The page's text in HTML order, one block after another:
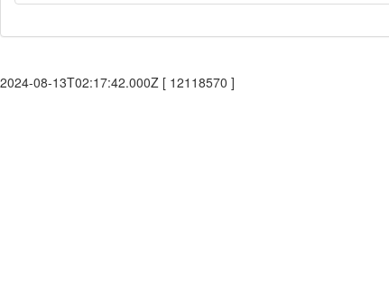
2024-08-13T02:17:42.000Z [ 12118570 ]